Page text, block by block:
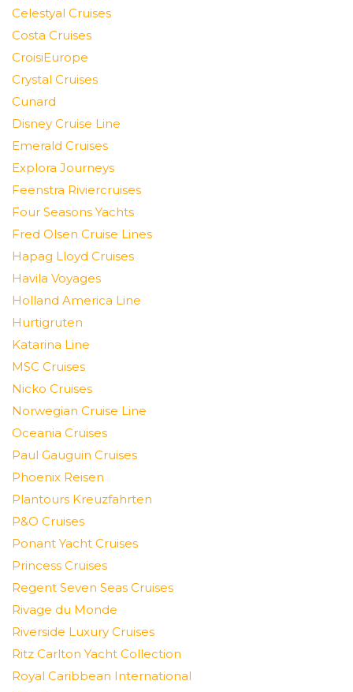
Celestyal Cruises
Costa Cruises
CroisiEurope
Crystal Cruises
Cunard
Disney Cruise Line
Emerald Cruises
Explora Journeys
Feenstra Riviercruises
Four Seasons Yachts
Fred Olsen Cruise Lines
Hapag Lloyd Cruises
Havila Voyages
Holland America Line
Hurtigruten
Katarina Line
MSC Cruises
Nicko Cruises
Norwegian Cruise Line
Oceania Cruises
Paul Gauguin Cruises
Phoenix Reisen
Plantours Kreuzfahrten
P&O Cruises
Ponant Yacht Cruises
Princess Cruises
Regent Seven Seas Cruises
Rivage du Monde
Riverside Luxury Cruises
Ritz Carlton Yacht Collection
Royal Caribbean International